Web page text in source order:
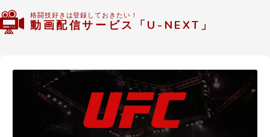
PFP
喧嘩
格闘技好きは登録しておきたい！
動画配信サービス「U-NEXT」